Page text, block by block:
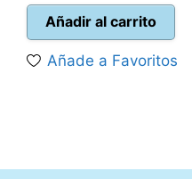
era:
25,00 €.
actual
es:
19,95 €.
Añadir al carrito
Añade a Favoritos